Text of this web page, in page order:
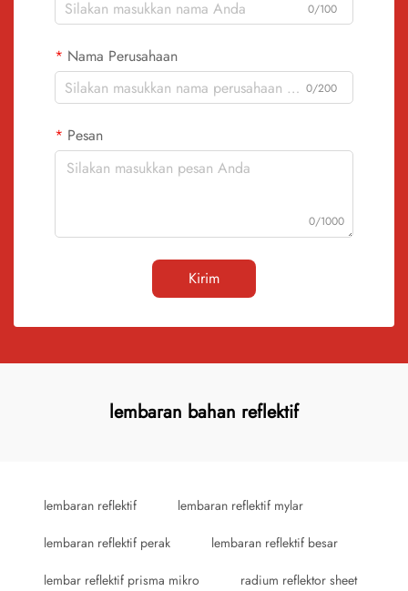
0/100
Nama Perusahaan
0/200
Pesan
0/1000
Kirim
lembaran bahan reflektif
lembaran reflektif lembaran reflektif mylar
lembaran reflektif perak lembaran reflektif besar
lembar reflektif prisma mikro radium reflektor sheet